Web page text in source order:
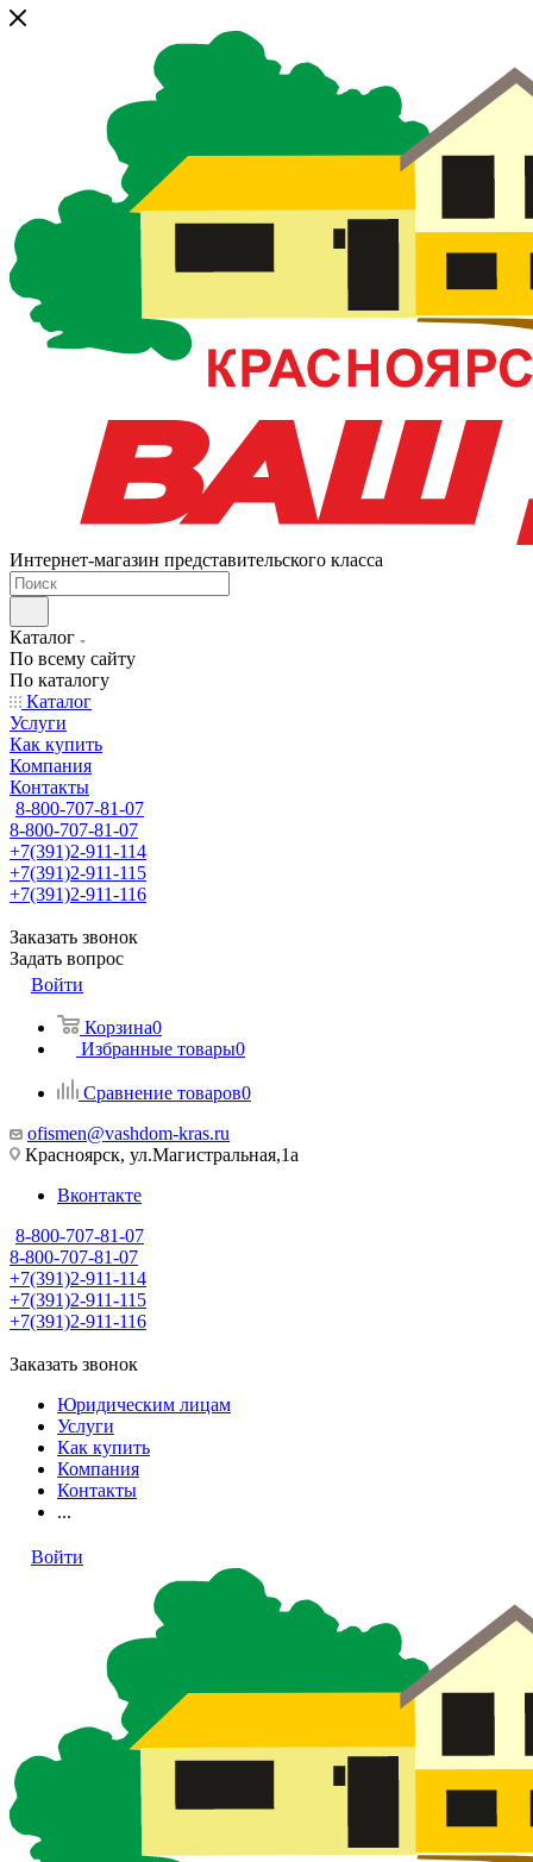
Интернет-магазин представительского класса
Каталог
По всему сайту
По каталогу
Каталог
Услуги
Как купить
Компания
Контакты
8-800-707-81-07
8-800-707-81-07
+7(391)2-911-114
+7(391)2-911-115
+7(391)2-911-116
Заказать звонок
Задать вопрос
Войти
Корзина0
Избранные товары0
Сравнение товаров0
ofismen@vashdom-kras.ru
Красноярск, ул.Магистральная,1а
Вконтакте
8-800-707-81-07
8-800-707-81-07
+7(391)2-911-114
+7(391)2-911-115
+7(391)2-911-116
Заказать звонок
Юридическим лицам
Услуги
Как купить
Компания
Контакты
...
Войти